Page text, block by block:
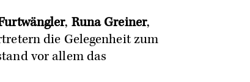
, Runa Greiner,
die Gelegenheit zum
vor allem das